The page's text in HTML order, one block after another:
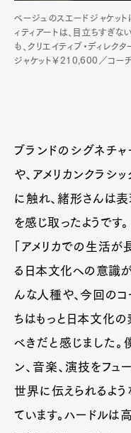
ベージュのスエードジャケッ
ィティアートは、目立ちすぎ
も、クリエイティブ・ディレク
ジャケット￥210,600／コーチ
ブランドのシグネチ
や、アメリカンクラシ
に触れ、緒形さんは
を感じ取ったようです。
「アメリカでの生活
る日本文化への意識が
んな人種や、今回のコ
ちはもっと日本文化
べきだと感じました。
ン、音楽、演技をフュ
世界に伝えられるよ
ています。ハードルは